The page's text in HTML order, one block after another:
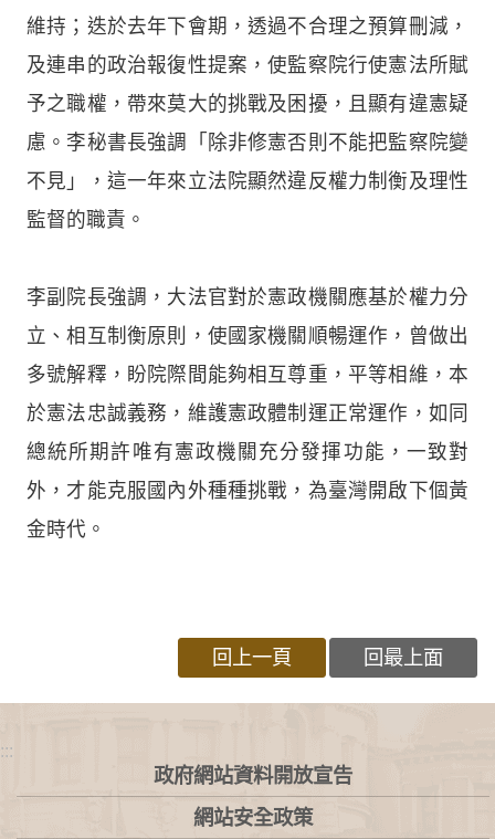
維持；迭於去年下會期，透過不合理之預算刪減，
及連串的政治報復性提案，使監察院行使憲法所賦
予之職權，帶來莫大的挑戰及困擾，且顯有違憲疑
慮。李秘書長強調「除非修憲否則不能把監察院變
不見」，這一年來立法院顯然違反權力制衡及理性
監督的職責。
李副院長強調，大法官對於憲政機關應基於權力分
立、相互制衡原則，使國家機關順暢運作，曾做出
多號解釋，盼院際間能夠相互尊重，平等相維，本
於憲法忠誠義務，維護憲政體制運正常運作，如同
總統所期許唯有憲政機關充分發揮功能，一致對
外，才能克服國內外種種挑戰，為臺灣開啟下個黃
金時代。
回上一頁 回最上面
:::
政府網站資料開放宣告
網站安全政策